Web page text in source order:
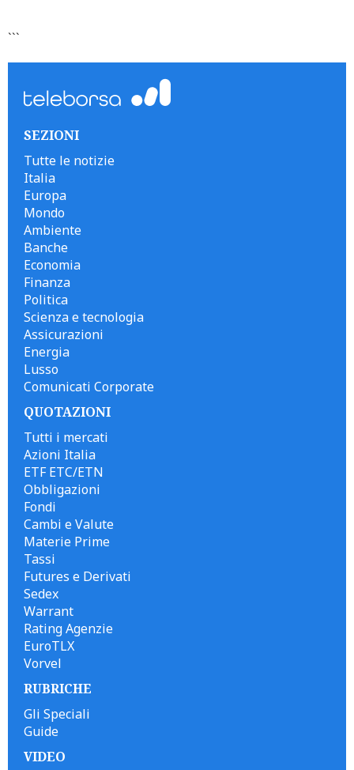
```
SEZIONI
Tutte le notizie
Italia
Europa
Mondo
Ambiente
Banche
Economia
Finanza
Politica
Scienza e tecnologia
Assicurazioni
Energia
Lusso
Comunicati Corporate
QUOTAZIONI
Tutti i mercati
Azioni Italia
ETF ETC/ETN
Obbligazioni
Fondi
Cambi e Valute
Materie Prime
Tassi
Futures e Derivati
Sedex
Warrant
Rating Agenzie
EuroTLX
Vorvel
RUBRICHE
Gli Speciali
Guide
VIDEO